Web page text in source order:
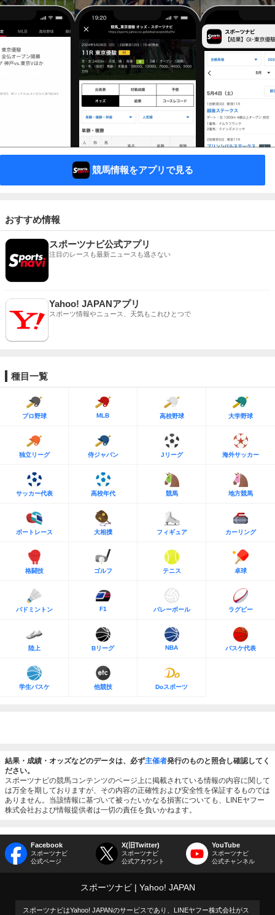
競馬情報をアプリで見る
おすすめ情報
スポーツナビ公式アプリ
注目のレースも最新ニュースも逃さない
Yahoo! JAPANアプリ
スポーツ情報やニュース、天気もこれひとつで
種目一覧
プロ野球 MLB 高校野球 大学野球
独立リーグ 侍ジャパン Jリーグ 海外サッカー
サッカー代表 高校年代 競馬 地方競馬
ボートレース 大相撲 フィギュア カーリング
格闘技 ゴルフ テニス 卓球
バドミントン F1 バレーボール ラグビー
陸上 Bリーグ NBA バスケ代表
学生バスケ 他競技 Doスポーツ
結果・成績・オッズなどのデータは、必ず主催者発行のものと照合し確認してく
ださい。
スポーツナビの競馬コンテンツのページ上に掲載されている情報の内容に関して
は万全を期しておりますが、その内容の正確性および安全性を保証するものでは
ありません。当該情報に基づいて被ったいかなる損害についても、LINEヤフー
株式会社および情報提供者は一切の責任を負いかねます。
Facebook
スポーツナビ
公式ページ
X(旧Twitter)
スポーツナビ
公式アカウント
YouTube
スポーツナビ
公式チャンネル
スポーツナビ Yahoo! JAPAN
スポーツナビはYahoo! JAPANのサービスであり、LINEヤフー株式会社がス